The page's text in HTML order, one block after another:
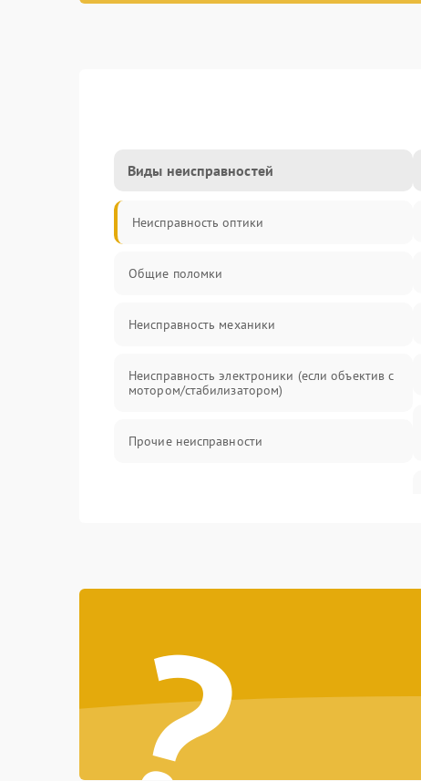
Виды неисправностей
Неисправность оптики
Общие поломки
Неисправность механики
Неисправность электроники (если объектив с
мотором/стабилизатором)
Прочие неисправности